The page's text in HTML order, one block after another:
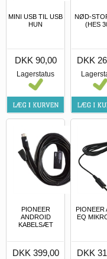
MINI USB TIL USB
HUN
DKK 90,00
Lagerstatus
NØD-
(HES
DKK
PIONEER
ANDROID
KABELSÆT
DKK 399,00
PIONEER
EQ
DKK